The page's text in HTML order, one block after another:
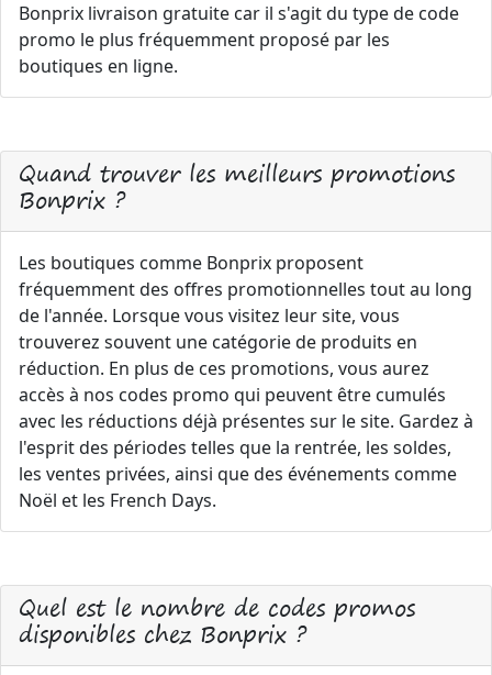
Bonprix livraison gratuite car il s'agit du type de code
promo le plus fréquemment proposé par les
boutiques en ligne.
Quand trouver les meilleurs promotions
Bonprix ?
Les boutiques comme Bonprix proposent
fréquemment des offres promotionnelles tout au long
de l'année. Lorsque vous visitez leur site, vous
trouverez souvent une catégorie de produits en
réduction. En plus de ces promotions, vous aurez
accès à nos codes promo qui peuvent être cumulés
avec les réductions déjà présentes sur le site. Gardez à
l'esprit des périodes telles que la rentrée, les soldes,
les ventes privées, ainsi que des événements comme
Noël et les French Days.
Quel est le nombre de codes promos
disponibles chez Bonprix ?